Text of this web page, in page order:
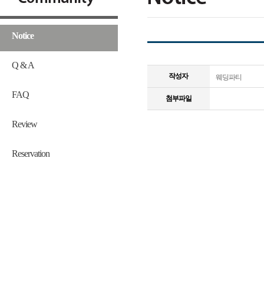
Notice
Q & A
FAQ
Review
Reservation
작성자 웨딩파티
첨부파일